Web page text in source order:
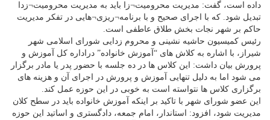
داده است، گفت: مدیریت محرومیت¬زا باید به مدیریت محرومیت¬زدا
تبدیل شود. که با اجرای صحیح و با برنامه¬ریزی¬هایی در تفکر مدیریت
حاکم بر شهر نجات بخش طلاق عاطفی است.
رئیس کمیسیون حاشیه نشینی و محروم زدایی شورای اسلامی شهر
شیراز، با اشاره به کلاش های “آموزش خانواده” دراداره کل آموزش و
پرورش بیان داشت: این کلاس ها در ده جلسه با حضور پدر یا مادر برگزار
می شود اما به دلیل تنهایی آموزش و پرورش در اجرای آن و هزینه های
برگزاری کلاس ها نتواسته است به خوبی در این حوزه عمل کند.
این عضو شورای شهر با تاکید بر اینکه آموزش خانواده باید در سطح کلان
مدیریت شود، افزود: استاندار، امام جمعه، دادگستری و اساتید این حوزه